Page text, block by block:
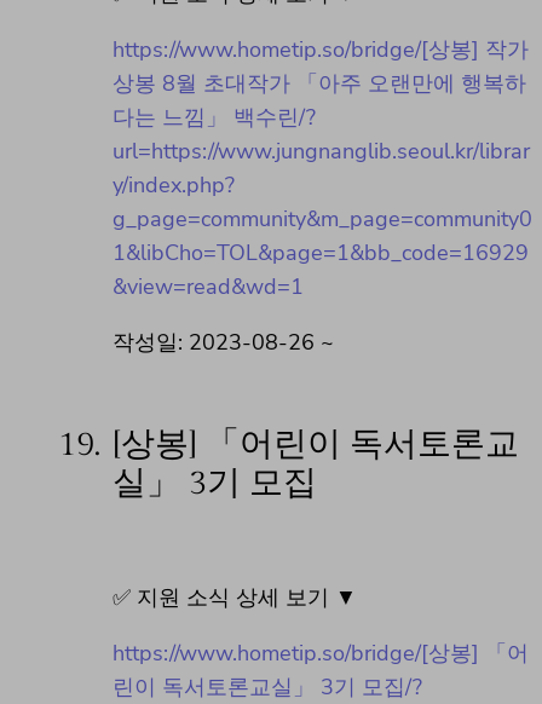
https://www.hometip.so/bridge/[상봉] 작가
상봉 8월 초대작가 「아주 오랜만에 행복하
다는 느낌」 백수린/?
url=https://www.jungnanglib.seoul.kr/librar
y/index.php?
g_page=community&m_page=community0
1&libCho=TOL&page=1&bb_code=16929
&view=read&wd=1
작성일: 2023-08-26 ~
19. [상봉] 「어린이 독서토론교
실」 3기 모집
✅ 지원 소식 상세 보기 ▼
https://www.hometip.so/bridge/[상봉] 「어
린이 독서토론교실」 3기 모집/?